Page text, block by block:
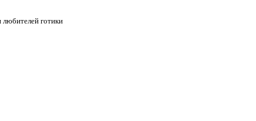
готики